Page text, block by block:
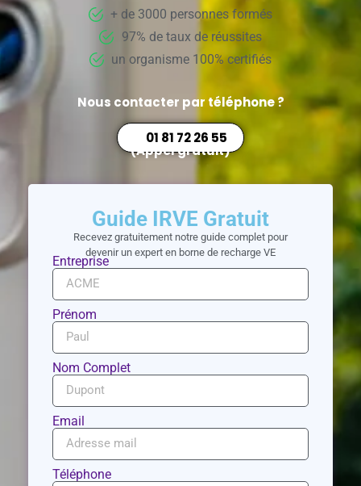
+ de 3000 personnes formés
97% de taux de réussites
un organisme 100% certifiés
Nous contacter par téléphone ?
01 81 72 26 55
(Appel gratuit)
Guide IRVE Gratuit
Recevez gratuitement notre guide complet pour
devenir un expert en borne de recharge VE
Entreprise
Prénom
Nom Complet
Email
Téléphone